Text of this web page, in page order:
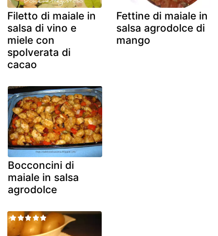
Filetto di maiale in
salsa di vino e
miele con
spolverata di
cacao
Fettine di maiale in
salsa agrodolce di
mango
Bocconcini di
maiale in salsa
agrodolce